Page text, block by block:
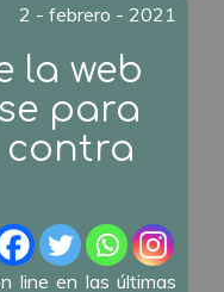
2 - febrero - 2021
la web
para
contra
line en las últimas